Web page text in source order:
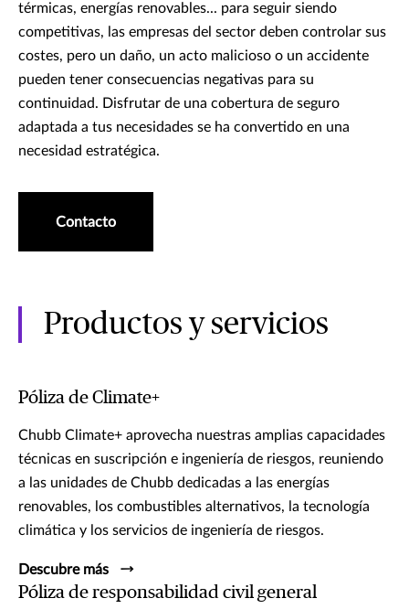
térmicas, energías renovables... para seguir siendo
competitivas, las empresas del sector deben controlar sus
costes, pero un daño, un acto malicioso o un accidente
pueden tener consecuencias negativas para su
continuidad. Disfrutar de una cobertura de seguro
adaptada a tus necesidades se ha convertido en una
necesidad estratégica.
Contacto
Productos y servicios
Póliza de Climate+
Chubb Climate+ aprovecha nuestras amplias capacidades
técnicas en suscripción e ingeniería de riesgos, reuniendo
a las unidades de Chubb dedicadas a las energías
renovables, los combustibles alternativos, la tecnología
climática y los servicios de ingeniería de riesgos.
Descubre más
Póliza de responsabilidad civil general